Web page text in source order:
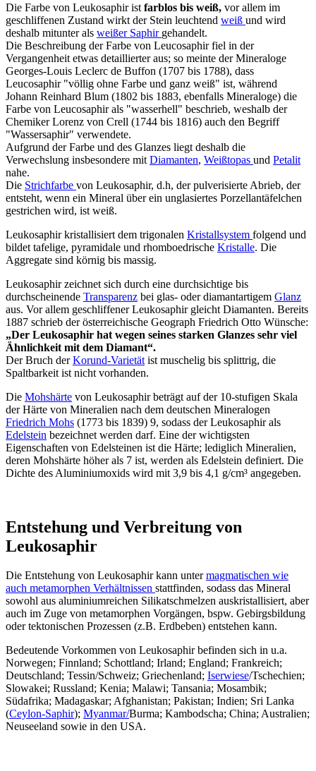
Die Farbe von Leukosaphir ist farblos bis weiß, vor allem im
geschliffenen Zustand wirkt der Stein leuchtend weiß und wird
deshalb mitunter als weißer Saphir gehandelt.
Die Beschreibung der Farbe von Leucosaphir fiel in der
Vergangenheit etwas detaillierter aus; so meinte der Mineraloge
Georges-Louis Leclerc de Buffon (1707 bis 1788), dass
Leucosaphir "völlig ohne Farbe und ganz weiß" ist, während
Johann Reinhard Blum (1802 bis 1883, ebenfalls Mineraloge) die
Farbe von Leucosaphir als "wasserhell" beschrieb, weshalb der
Chemiker Lorenz von Crell (1744 bis 1816) auch den Begriff
"Wassersaphir" verwendete.
Aufgrund der Farbe und des Glanzes liegt deshalb die
Verwechslung insbesondere mit Diamanten, Weißtopas und Petalit
nahe.
Die Strichfarbe von Leukosaphir, d.h, der pulverisierte Abrieb, der
entsteht, wenn ein Mineral über ein unglasiertes Porzellantäfelchen
gestrichen wird, ist weiß.
Leukosaphir kristallisiert dem trigonalen Kristallsystem folgend und
bildet tafelige, pyramidale und rhomboedrische Kristalle. Die
Aggregate sind körnig bis massig.
Leukosaphir zeichnet sich durch eine durchsichtige bis
durchscheinende Transparenz bei glas- oder diamantartigem Glanz
aus. Vor allem geschliffener Leukosaphir gleicht Diamanten. Bereits
1887 schrieb der österreichische Geograph Friedrich Otto Wünsche:
„Der Leukosaphir hat wegen seines starken Glanzes sehr viel
Ähnlichkeit mit dem Diamant“.
Der Bruch derKorund-Varietät ist muschelig bis splittrig, die
Spaltbarkeit ist nicht vorhanden.
Die Mohshärte von Leukosaphir beträgt auf der 10-stufigen Skala
der Härte von Mineralien nach dem deutschen Mineralogen
Friedrich Mohs (1773 bis 1839) 9, sodass der Leukosaphir als
Edelstein bezeichnet werden darf. Eine der wichtigsten
Eigenschaften von Edelsteinen ist die Härte; lediglich Mineralien,
deren Mohshärte höher als 7 ist, werden als Edelstein definiert. Die
Dichte des Aluminiumoxids wird mit 3,9 bis 4,1 g/cm³ angegeben.
Entstehung und Verbreitung von
Leukosaphir
Die Entstehung von Leukosaphir kann untermagmatischen wie
auch metamorphen Verhältnissen stattfinden, sodass das Mineral
sowohl aus aluminiumreichen Silikatschmelzen auskristallisiert, aber
auch im Zuge von metamorphen Vorgängen, bspw. Gebirgsbildung
oder tektonischen Prozessen (z.B. Erdbeben) entstehen kann.
Bedeutende Vorkommen von Leukosaphir befinden sich in u.a.
Norwegen; Finnland; Schottland; Irland; England; Frankreich;
Deutschland; Tessin/Schweiz; Griechenland; Iserwiese/Tschechien;
Slowakei; Russland; Kenia; Malawi; Tansania; Mosambik;
Südafrika; Madagaskar; Afghanistan; Pakistan; Indien; Sri Lanka
(Ceylon-Saphir); Myanmar/Burma; Kambodscha; China; Australien;
Neuseeland sowie in den USA.